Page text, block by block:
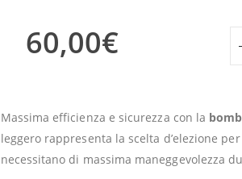
60,00€
Massima efficienza e sicurezza con la
leggero rappresenta la scelta d’elezione
necessitano di massima maneggevolezza